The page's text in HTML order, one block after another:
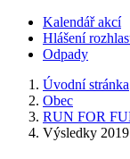
Kalendář akcí
Hlášení
Odpady
Úvodní stránka
Obec
RUN FOR
Výsledky 2019